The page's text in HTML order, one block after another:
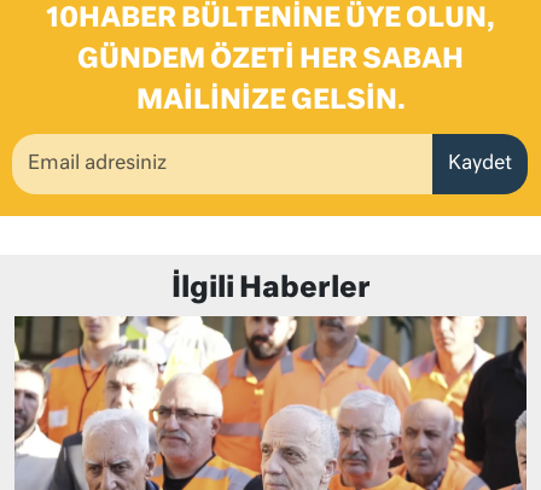
10HABER BÜLTENINE ÜYE OLUN,
GÜNDEM ÖZETI HER SABAH
MAILINIZE GELSIN.
Kaydet
İlgili Haberler